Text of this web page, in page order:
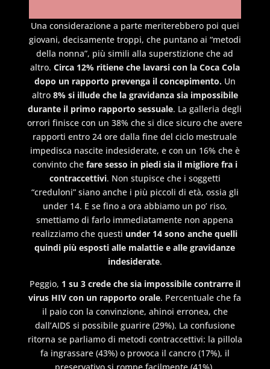
Una considerazione a parte meriterebbero poi quei
giovani, decisamente troppi, che puntano ai “metodi
della nonna”, più simili alla superstizione che ad
altro. Circa 12% ritiene che lavarsi con la Coca Cola
dopo un rapporto prevenga il concepimento.Un
altro 8% si illude che la gravidanza sia impossibile
durante il primo rapporto sessuale. La galleria degli
orrori finisce con un 38% che si dice sicuro che avere
rapporti entro 24 ore dalla fine del ciclo mestruale
impedisca nascite indesiderate, e con un 16% che è
convinto chefare sesso in piedi sia il migliore fra i
contraccettivi. Non stupisce che i soggetti
“creduloni” siano anche i più piccoli di età, ossia gli
under 14. E se fino a ora abbiamo un po’ riso,
smettiamo di farlo immediatamente non appena
realizziamo che questi under 14 sono anche quelli
quindi più esposti alle malattie e alle gravidanze
indesiderate.
Peggio, 1 su 3 crede che sia impossibile contrarre il
virus HIV con un rapporto orale. Percentuale che fa
il paio con la convinzione, ahinoi erronea, che
dall’AIDS si possibile guarire (29%). La confusione
ritorna se parliamo di metodi contraccettivi: la pillola
fa ingrassare (43%) o provoca il cancro (17%), il